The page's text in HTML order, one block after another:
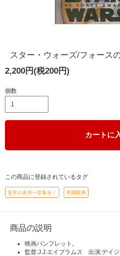
スター・ウォーズ/フォース
2,200円(税200円)
個数
カートに
この商品に登録されているタグ
近年の名作一挙集合！ 外国映画
商品の説明
映画パンフレット,
監督:J.J.エイブラムス 出演:デイ